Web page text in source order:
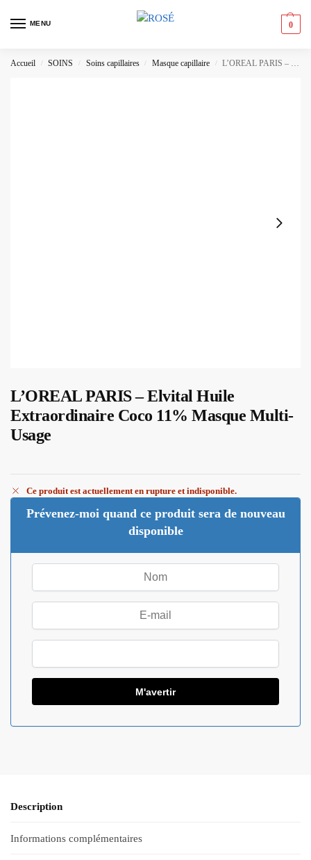
MENU 0
Accueil / SOINS / Soins capillaires / Masque capillaire / L’OREAL PARIS – Elvital Huile Extraordinaire Coco 11% Masque Multi-Usage
L’OREAL PARIS – Elvital Huile
Extraordinaire Coco 11% Masque Multi-
Usage
Ce produit est actuellement en rupture et indisponible.
Prévenez-moi quand ce produit sera de nouveau
disponible
Description
Informations complémentaires